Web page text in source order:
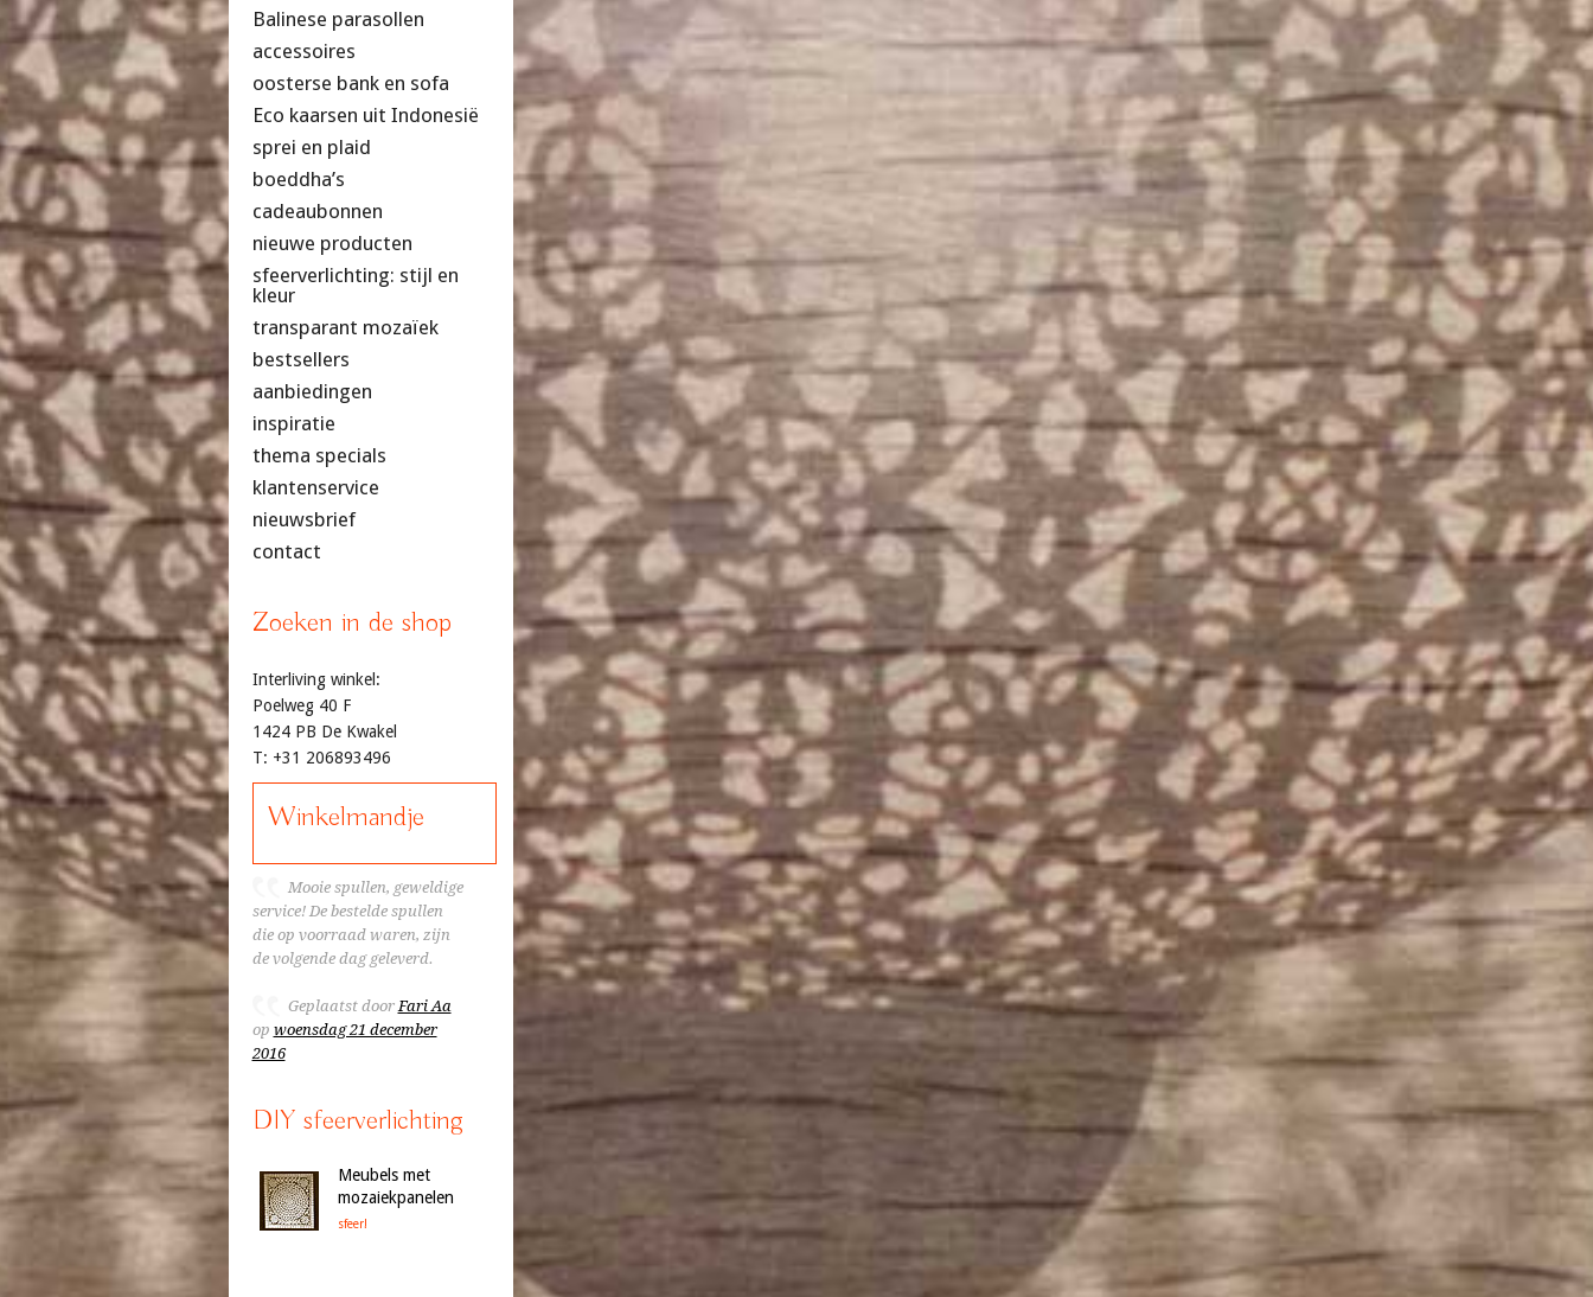
Balinese parasollen
accessoires
oosterse bank en sofa
Eco kaarsen uit Indonesië
sprei en plaid
boeddha’s
cadeaubonnen
nieuwe producten
sfeerverlichting: stijl en
kleur
transparant mozaïek
bestsellers
aanbiedingen
inspiratie
thema specials
klantenservice
nieuwsbrief
contact
Zoeken in de shop
Interliving winkel:
Poelweg 40 F
1424 PB De Kwakel
T: +31 206893496
Winkelmandje
Mooie spullen, geweldige
service! De bestelde spullen
die op voorraad waren, zijn
de volgende dag geleverd.
Geplaatst doorFari Aa
op woensdag 21 december
2016
DIY sfeerverlichting
Meubels met
mozaiekpanelen
sfeer!